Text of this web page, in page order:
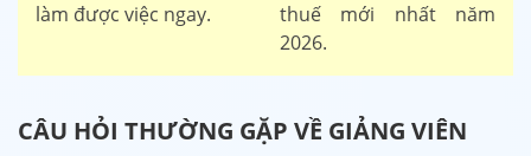
làm được việc ngay.
thuế mới nhất năm
2026.
CÂU HỎI THƯỜNG GẶP VỀ GIẢNG VIÊN